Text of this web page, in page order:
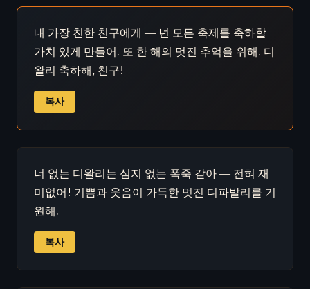
내 가장 친한 친구에게 — 넌 모든 축제를 축하할
가치 있게 만들어. 또 한 해의 멋진 추억을 위해. 디
왈리 축하해, 친구!
복사
너 없는 디왈리는 심지 없는 폭죽 같아 — 전혀 재
미없어! 기쁨과 웃음이 가득한 멋진 디파발리를 기
원해.
복사